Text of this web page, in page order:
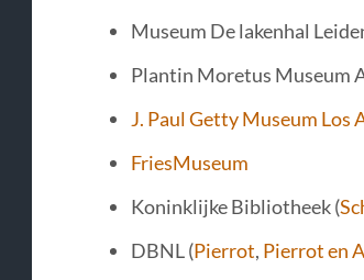
Museum De lakenhal
Plantin Moretus Museum
J. Paul Getty Museum Los
FriesMuseum
Koninklijke Bibliotheek (
DBNL (Pierrot, Pierrot en